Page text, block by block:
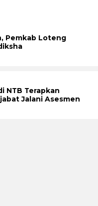
Pemkab Loteng
NTB Terapkan
Jalani Asesmen